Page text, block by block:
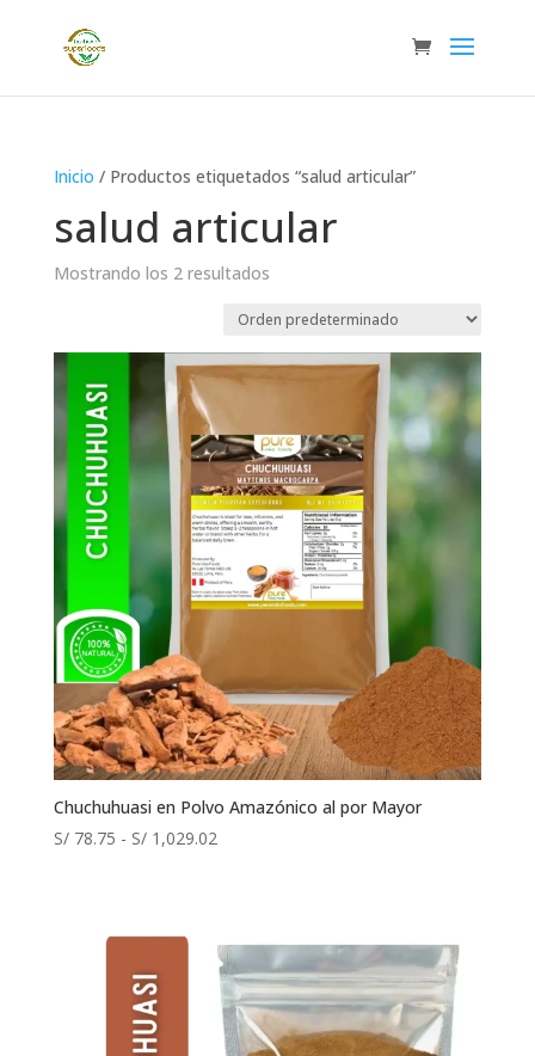
Inicio / Productos etiquetados “salud articular”
salud articular
Mostrando los 2 resultados
Chuchuhuasi en Polvo Amazónico al por Mayor
S/78.75 - S/1,029.02Rango
S/ 78.75
hasta
S/ 1,029.02